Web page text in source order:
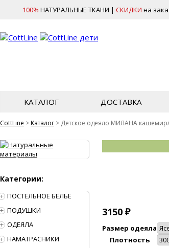
100% НАТУРАЛЬНЫЕ ТКАНИ | СКИДКИ на
КАТАЛОГ ДОСТАВКА
CottLine >Каталог > Детское одеяло МИЛАНА
Категории:
ПОСТЕЛЬНОЕ БЕЛЬЕ
ПОДУШКИ
ОДЕЯЛА
НАМАТРАСНИКИ
3150 ₽
Размер одеяла
Плотность